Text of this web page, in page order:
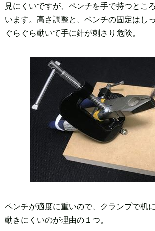
見にくいですが、ペンチを手で持つとこ
います。高さ調整と、ペンチの固定はし
ぐらぐら動いて手に針が刺さり危険。
ペンチが適度に重いので、クランプで机
動きにくいのが理由の１つ。